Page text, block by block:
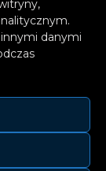
danymi